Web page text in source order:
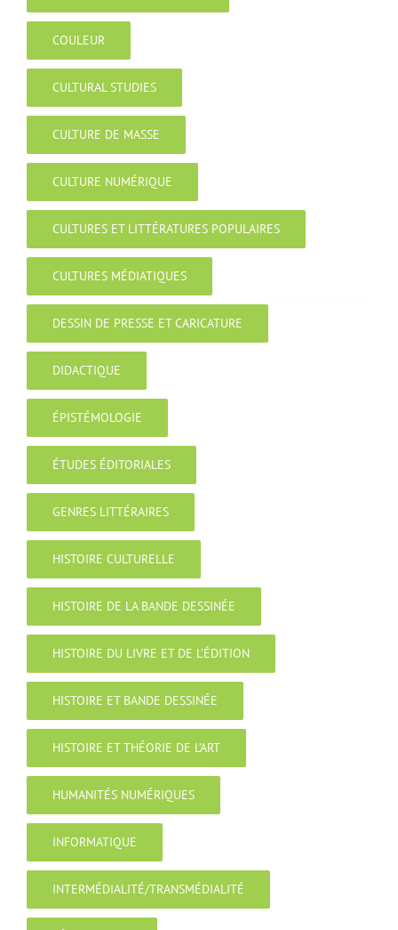
COULEUR
CULTURAL STUDIES
CULTURE DE MASSE
CULTURE NUMÉRIQUE
CULTURES ET LITTÉRATURES POPULAIRES
CULTURES MÉDIATIQUES
DESSIN DE PRESSE ET CARICATURE
DIDACTIQUE
ÉPISTÉMOLOGIE
ÉTUDES ÉDITORIALES
GENRES LITTÉRAIRES
HISTOIRE CULTURELLE
HISTOIRE DE LA BANDE DESSINÉE
HISTOIRE DU LIVRE ET DE L’ÉDITION
HISTOIRE ET BANDE DESSINÉE
HISTOIRE ET THÉORIE DE L’ART
HUMANITÉS NUMÉRIQUES
INFORMATIQUE
INTERMÉDIALITÉ/TRANSMÉDIALITÉ